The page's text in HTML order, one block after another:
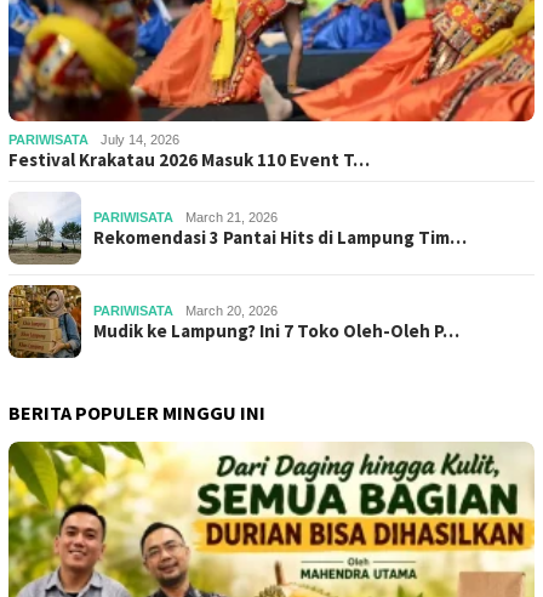
PARIWISATA July 14, 2026
Festival Krakatau 2026 Masuk 110 Event T…
PARIWISATA March 21, 2026
Rekomendasi 3 Pantai Hits di Lampung Tim…
PARIWISATA March 20, 2026
Mudik ke Lampung? Ini 7 Toko Oleh-Oleh P…
BERITA POPULER MINGGU INI